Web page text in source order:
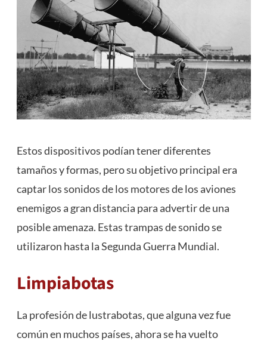
Estos dispositivos podían tener diferentes
tamaños y formas, pero su objetivo principal era
captar los sonidos de los motores de los aviones
enemigos a gran distancia para advertir de una
posible amenaza. Estas trampas de sonido se
utilizaron hasta la Segunda Guerra Mundial.
Limpiabotas
La profesión de lustrabotas, que alguna vez fue
común en muchos países, ahora se ha vuelto